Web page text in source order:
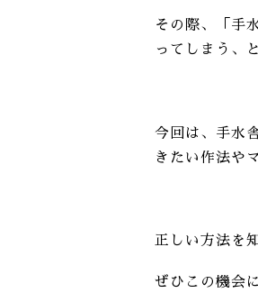
その際、「手
ってしまう、
今回は、手水
きたい作法や
正しい方法を
ぜひこの機会